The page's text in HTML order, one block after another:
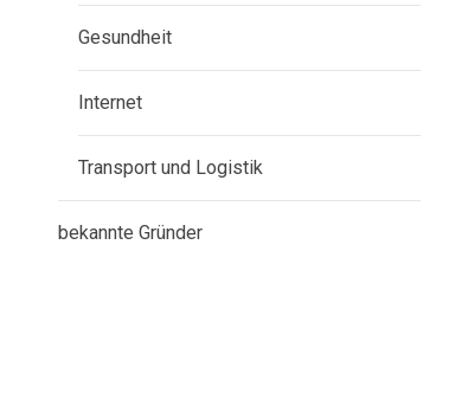
Gesundheit
Internet
Transport und Logistik
bekannte Gründer